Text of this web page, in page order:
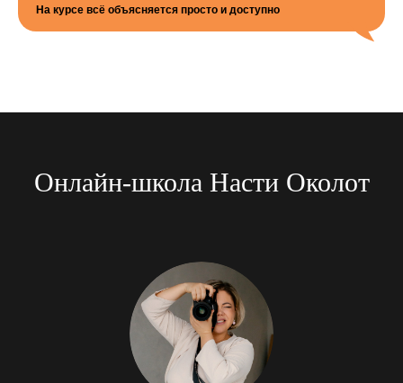
На курсе всё объясняется просто и доступно
Онлайн-школа Насти Околот